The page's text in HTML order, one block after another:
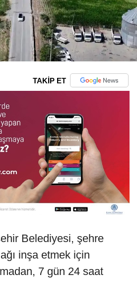
TAKİP ET
Belediyesi, şehre
inşa etmek için
7 gün 24 saat